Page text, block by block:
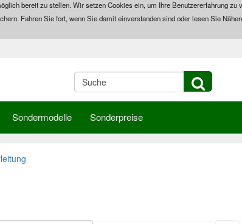
bereit zu stellen. Wir setzen Cookies ein, um Ihre Benutzererfahrung
Fahren Sie fort, wenn Sie damit einverstanden sind oder lesen Sie
Sondermodelle Sonderpreise